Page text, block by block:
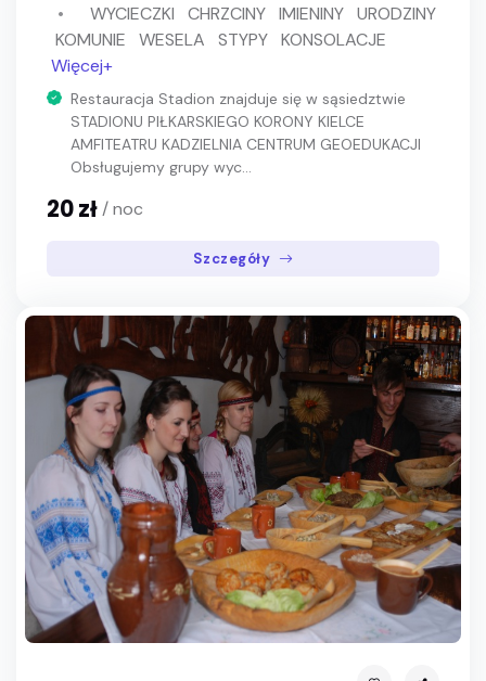
WYCIECZKI
CHRZCINY IMIENINY URODZINY
KOMUNIE
WESELA STYPY KONSOLACJE
Więcej+
Restauracja Stadion znajduje się w sąsiedztwie
STADIONU PIŁKARSKIEGO KORONY KIELCE
AMFITEATRU KADZIELNIA CENTRUM GEOEDUKACJI
Obsługujemy grupy wyc...
20 zł / noc
Szczegóły